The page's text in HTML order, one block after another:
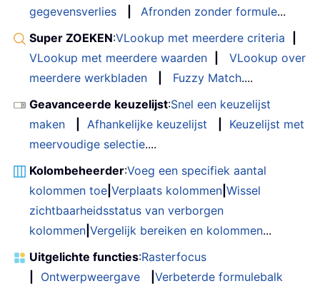
gegevensverlies
Afronden zonder formule...
Super ZOEKEN:VLookup met meerdere criteria
VLookup met meerdere waarden
VLookup over
meerdere werkbladen
Fuzzy Match....
Geavanceerde keuzelijst:Snel een keuzelijst
maken
Afhankelijke keuzelijst
Keuzelijst met
meervoudige selectie....
Kolombeheerder:Voeg een specifiek aantal
kolommen toe Verplaats kolommen Wissel
zichtbaarheidsstatus van verborgen
kolommen Vergelijk bereiken en kolommen...
Uitgelichte functies:Rasterfocus
Ontwerpweergave
Verbeterde formulebalk